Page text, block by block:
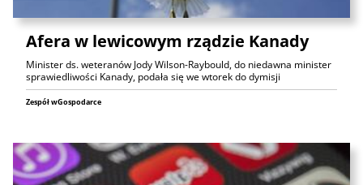
Afera w lewicowym rządzie Kanady
Minister ds. weteranów Jody Wilson-Raybould, do niedawna minister
sprawiedliwości Kanady, podała się we wtorek do dymisji
Zespół wGospodarce